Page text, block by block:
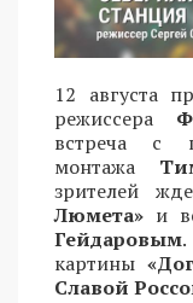
12 августа
режиссера
встреча с
монтажа
зрителей
Люмета» и
Гейдаровым
картины
Славой